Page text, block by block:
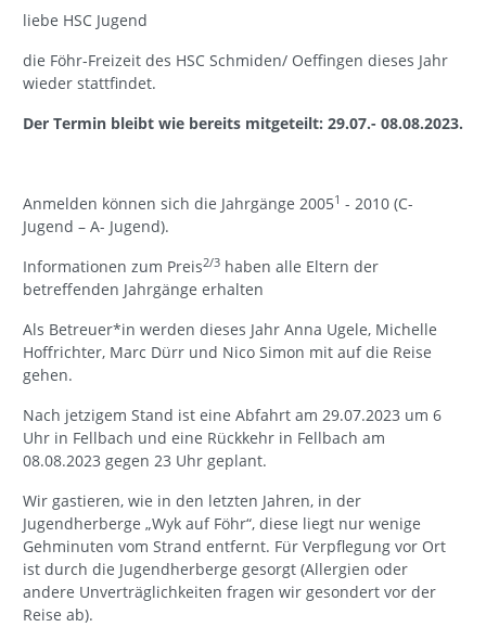
liebe HSC Jugend
die Föhr-Freizeit des HSC Schmiden/ Oeffingen dieses Jahr
wieder stattfindet.
Der Termin bleibt wie bereits mitgeteilt: 29.07.- 08.08.2023.
Anmelden können sich die Jahrgänge 20051 - 2010 (C-
Jugend – A- Jugend).
Informationen zum Preis2/3 haben alle Eltern der
betreffenden Jahrgänge erhalten
Als Betreuer*in werden dieses Jahr Anna Ugele, Michelle
Hoffrichter, Marc Dürr und Nico Simon mit auf die Reise
gehen.
Nach jetzigem Stand ist eine Abfahrt am 29.07.2023 um 6
Uhr in Fellbach und eine Rückkehr in Fellbach am
08.08.2023 gegen 23 Uhr geplant.
Wir gastieren, wie in den letzten Jahren, in der
Jugendherberge „Wyk auf Föhr“, diese liegt nur wenige
Gehminuten vom Strand entfernt. Für Verpflegung vor Ort
ist durch die Jugendherberge gesorgt (Allergien oder
andere Unverträglichkeiten fragen wir gesondert vor der
Reise ab).